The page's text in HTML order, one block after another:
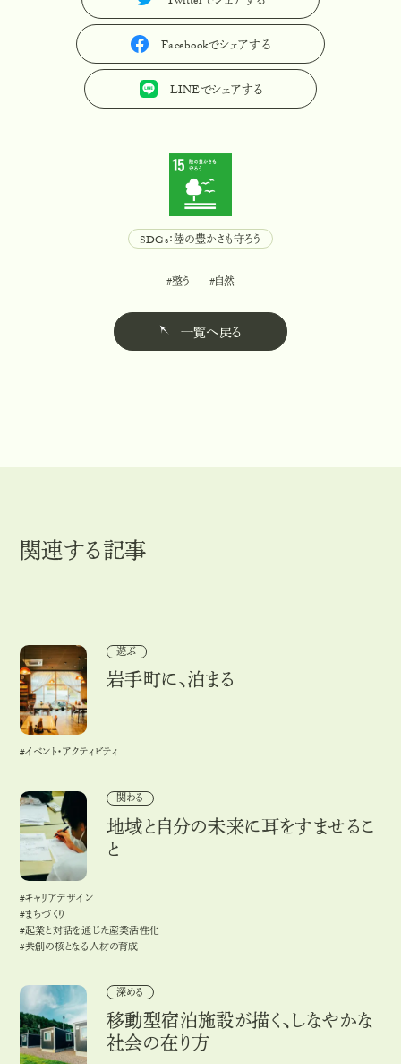
Facebookでシェアする
Facebookでシェアする
LINEでシェアする
LINEでシェアする
SDGs：陸の豊かさも守ろう
SDGs：陸の豊かさも守ろう
#整う
#整う #自然
#自然
一覧へ戻る
一覧へ戻る
関連する記事
#イベント・アクティビティ
#イベント・アクティビティ
遊ぶ
岩手町に、泊まる
#キャリアデザイン
#キャリアデザイ ン
#まちづくり
#まちづ くり
#起業と対話を通じた産業活性化
#起業と対話を通じた産業活性化
#共創の核となる人材の育成
#共創の核となる人材の育成
関わる
地域と自分の未来に耳をすませるこ
と
深める
移動型宿泊施設が描く、しなやかな
社会の在り方